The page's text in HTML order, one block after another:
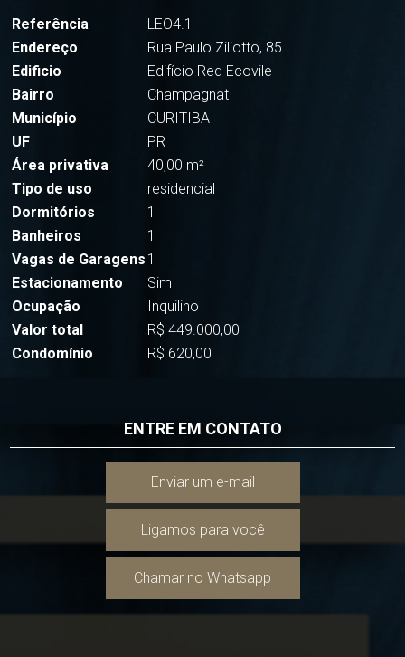
Referência
LEO4.1
Endereço
Rua Paulo Ziliotto, 85
Edificio
Edifício Red Ecovile
Bairro
Champagnat
Município
CURITIBA
UF
PR
Área privativa
40,00 m²
Tipo de uso
residencial
Dormitórios
1
Banheiros
1
Vagas de Garagens 1
Estacionamento
Sim
Ocupação
Inquilino
Valor total
R$ 449.000,00
Condomínio
R$ 620,00
ENTRE EM CONTATO
Enviar um e-mail
Ligamos para você
Chamar no Whatsapp